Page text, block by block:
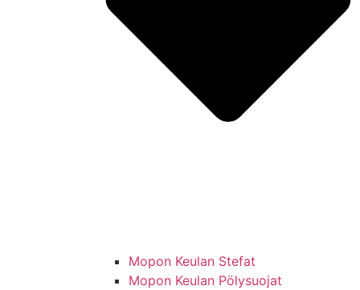
Mopon Keulan Stefat
Mopon Keulan Pölysuojat